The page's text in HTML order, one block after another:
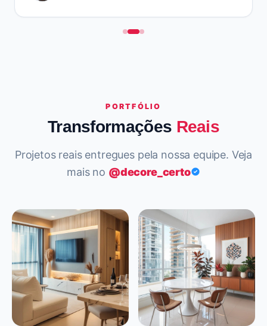
PORTFÓLIO
Transformações Reais
Projetos reais entregues pela nossa equipe. Veja
mais no @decore_certo